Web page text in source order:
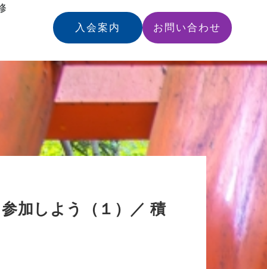
入会案内
お問い合わせ
加しよう（１）／ 積